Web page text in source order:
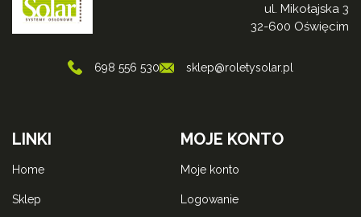
ul. Mikołajska 3
32-600 Oświęcim
698 556 530 sklep@roletysolar.pl
LINKI
home
sklep
MOJE KONTO
moje konto
logowanie